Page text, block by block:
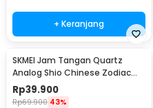
+ Keranjang
SKMEI Jam Tangan Quartz
Analog Shio Chinese Zodiac
Waterproof 30M Kuda - 2327
Rp39.900
Rp69.900 43%